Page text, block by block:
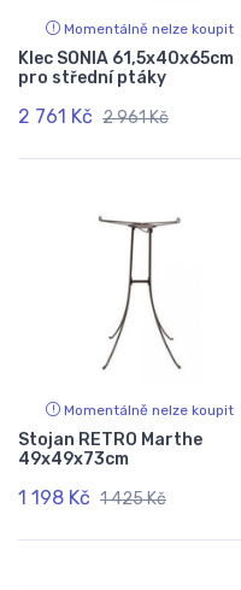
Momentálně nelze koupit
Klec SONIA 61,5x40x65cm
pro střední ptáky
2 761 Kč 2 961 Kč
Momentálně nelze koupit
Stojan RETRO Marthe
49x49x73cm
1 198 Kč 1 425 Kč